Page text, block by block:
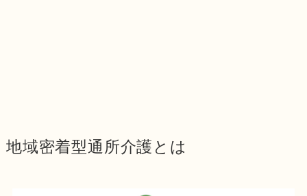
地域密着型通所介護とは